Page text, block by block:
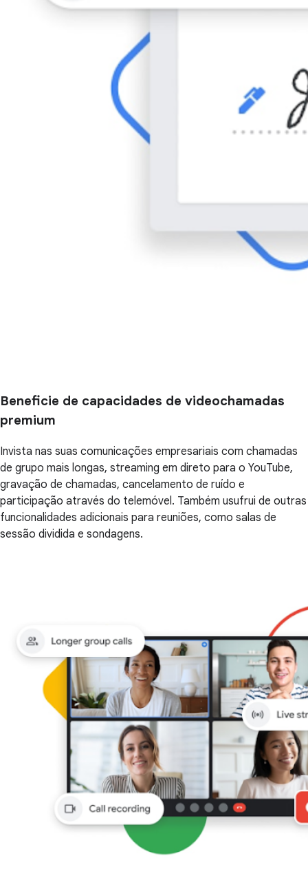
Beneficie de capacidades de videochamadas
premium
Invista nas suas comunicações empresariais com chamadas
de grupo mais longas, streaming em direto para o YouTube,
gravação de chamadas, cancelamento de ruído e
participação através do telemóvel. Também usufrui de outras
funcionalidades adicionais para reuniões, como salas de
sessão dividida e sondagens.